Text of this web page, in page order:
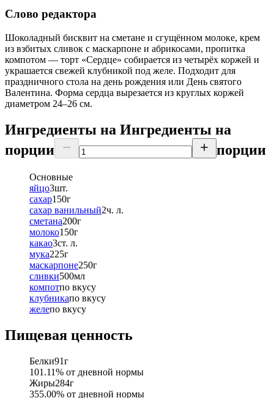
Слово редактора
Шоколадный бисквит на сметане и сгущённом молоке, крем
из взбитых сливок с маскарпоне и абрикосами, пропитка
компотом — торт «Сердце» собирается из четырёх коржей и
украшается свежей клубникой под желе. Подходит для
праздничного стола на день рождения или День святого
Валентина. Форма сердца вырезается из круглых коржей
диаметром 24–26 см.
Ингредиенты на Ингредиенты на
порции
порции
Основные
яйцо3шт.
сахар150г
сахар ванильный2ч. л.
сметана200г
молоко150г
какао3ст. л.
мука225г
маскарпоне250г
сливки500мл
компотпо вкусу
клубникапо вкусу
желепо вкусу
Пищевая ценность
Белки91г
101.11% от дневной нормы
Жиры284г
355.00% от дневной нормы